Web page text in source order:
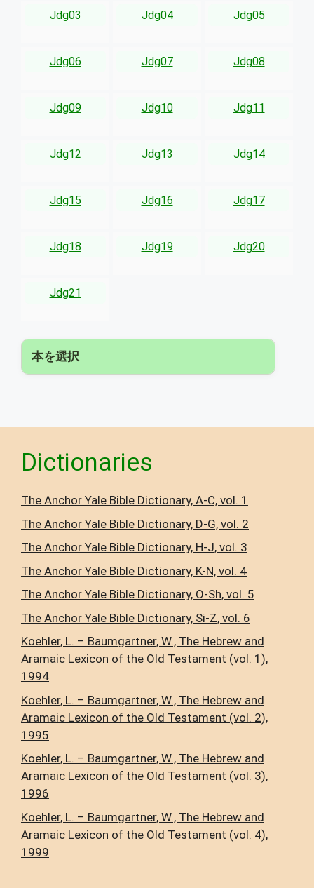
Jdg03 Jdg04 Jdg05
Jdg06 Jdg07 Jdg08
Jdg09 Jdg10 Jdg11
Jdg12 Jdg13 Jdg14
Jdg15 Jdg16 Jdg17
Jdg18 Jdg19 Jdg20
Jdg21
本を選択
Dictionaries
The Anchor Yale Bible Dictionary, A-C, vol. 1
The Anchor Yale Bible Dictionary, D-G, vol. 2
The Anchor Yale Bible Dictionary, H-J, vol. 3
The Anchor Yale Bible Dictionary, K-N, vol. 4
The Anchor Yale Bible Dictionary, O-Sh, vol. 5
The Anchor Yale Bible Dictionary, Si-Z, vol. 6
Koehler, L. – Baumgartner, W., The Hebrew and
Aramaic Lexicon of the Old Testament (vol. 1),
1994
Koehler, L. – Baumgartner, W., The Hebrew and
Aramaic Lexicon of the Old Testament (vol. 2),
1995
Koehler, L. – Baumgartner, W., The Hebrew and
Aramaic Lexicon of the Old Testament (vol. 3),
1996
Koehler, L. – Baumgartner, W., The Hebrew and
Aramaic Lexicon of the Old Testament (vol. 4),
1999